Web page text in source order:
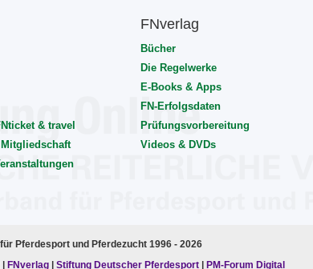
& travel
FNverlag
Bücher
Die Regelwerke
E-Books & Apps
FN-Erfolgsdaten
Prüfungsvorbereitung
Videos & DVDs
Pferdesport und Pferdezucht 1996 - 2026
FNverlag Stiftung Deutscher Pferdesport
PM-Forum Digital